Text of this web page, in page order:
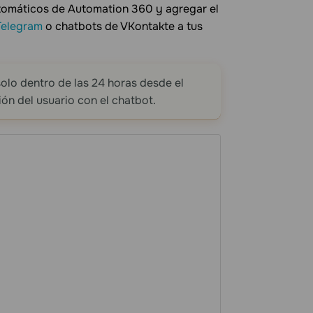
de Automation 360 y agregar el
o chatbots de VKontakte a tus
dentro de las 24 horas desde el
del usuario con el chatbot.